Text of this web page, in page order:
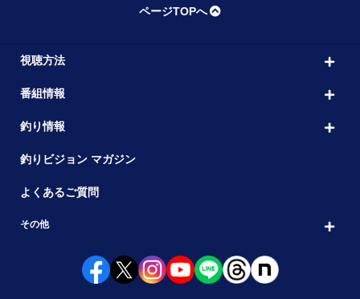
ページTOPへ
視聴方法
番組情報
釣り情報
釣りビジョン マガジン
よくあるご質問
その他